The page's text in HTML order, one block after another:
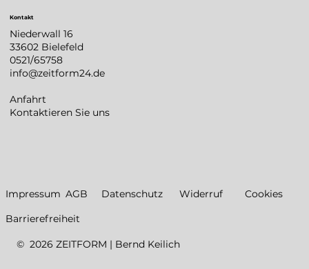
Kontakt
Niederwall 16
33602 Bielefeld
0521/65758
info@zeitform24.de
Anfahrt
Kontaktieren Sie uns
Impressum AGB Datenschutz Widerruf Cookies
Barrierefreiheit
© 2026 ZEITFORM | Bernd Keilich